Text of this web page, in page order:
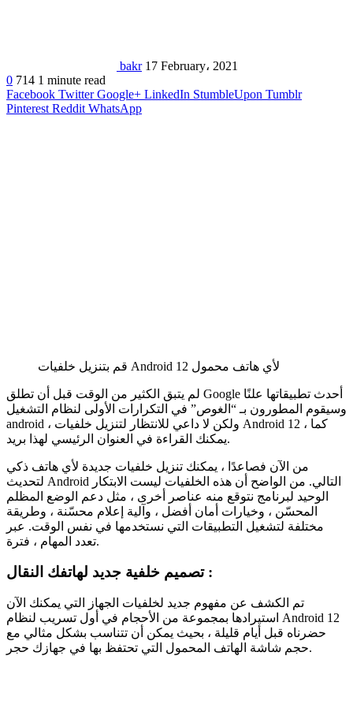
bakr 17 February، 2021
0 714 1 minute read
Facebook Twitter Google+ LinkedIn StumbleUpon Tumblr
Pinterest Reddit WhatsApp
قم بتنزيل خلفيات Android 12 لأي هاتف محمول
لم يتبق الكثير من الوقت قبل أن تطلق Google أحدث تطبيقاتها علنًا
وسيقوم المطورون بـ “الغوص” في التكرارات الأولى لنظام التشغيل
android ، ولكن لا داعي للانتظار لتنزيل خلفيات Android 12 ، كما
يمكنك القراءة في العنوان الرئيسي لهذا بريد.
من الآن فصاعدًا ، يمكنك تنزيل خلفيات جديدة لأي هاتف ذكي
لتحديث Android التالي. من الواضح أن هذه الخلفيات ليست الابتكار
الوحيد لبرنامج نتوقع منه عناصر أخرى ، مثل دعم الوضع المظلم
المحسّن ، وخيارات أمان أفضل ، وآلية إعلام محسّنة ، وطريقة
مختلفة لتشغيل التطبيقات التي نستخدمها في نفس الوقت. عبر
تعدد المهام ، فترة.
تصميم خلفية جديد لهاتفك النقال :
تم الكشف عن مفهوم جديد لخلفيات الجهاز التي يمكنك الآن
استيرادها بمجموعة من الأحجام في أول تسريب لنظام Android 12
حضرناه قبل أيام قليلة ، بحيث يمكن أن تتناسب بشكل مثالي مع
حجم شاشة الهاتف المحمول التي تحتفظ بها في جهازك حجر.